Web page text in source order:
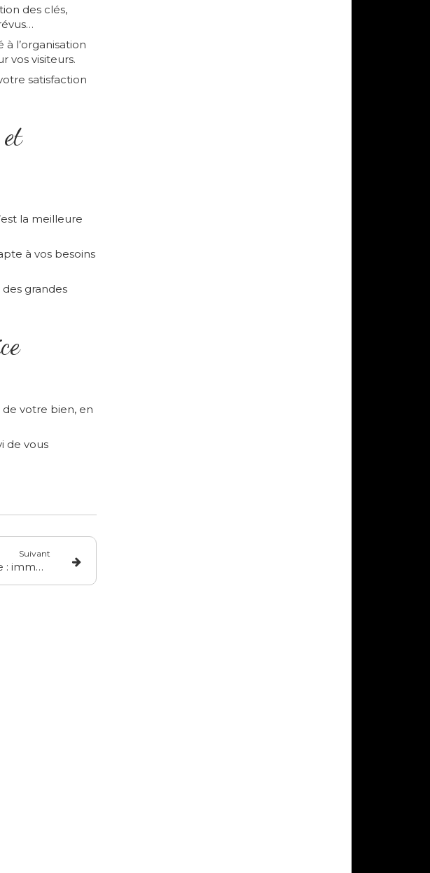
des clés,
l’organisation
vos visiteurs.
satisfaction
la meilleure
à vos besoins
grandes
votre bien, en
de vous
Suivant
Safari Bleu à l’île Maurice : immersion dans une matinée magique avec les dauphins